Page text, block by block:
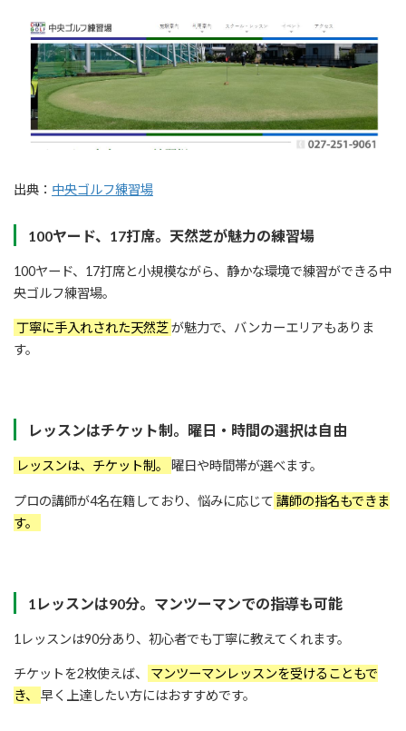
出典： 中央ゴルフ練習場
100ヤード、17打席。天然芝が魅力の練習場
100ヤード、17打席と小規模ながら、静かな環境で練習ができる中
央ゴルフ練習場。
丁寧に手入れされた天然芝が魅力で、バンカーエリアもありま
す。
レッスンはチケット制。曜日・時間の選択は自由
レッスンは、チケット制。 曜日や時間帯が選べます。
プロの講師が4名在籍しており、悩みに応じて 講師の指名もできま
す。
1レッスンは90分。マンツーマンでの指導も可能
1レッスンは90分あり、初心者でも丁寧に教えてくれます。
チケットを2枚使えば、
マンツーマンレッスンを受けることもで
き、 早く上達したい方にはおすすめです。